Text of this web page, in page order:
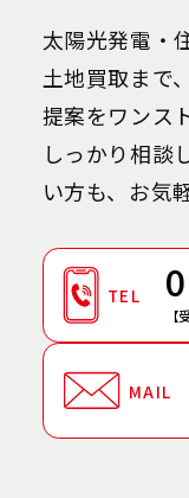
太陽光発電・
土地買取まで、
提案をワンス
しっかり相談
い方も、お気
TEL
【
MAIL